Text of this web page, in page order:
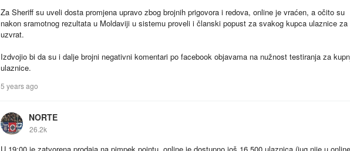
Za Sheriff su uveli dosta promjena upravo zbog brojnih prigovora i redova, online je vraćen, a očito su
nakon sramotnog rezultata u Moldaviji u sistemu proveli i članski popust za svakog kupca ulaznice za
uzvrat.
Izdvojio bi da su i dalje brojni negativni komentari po facebook objavama na nužnost testiranja za
ulaznice.
5 years ago
NORTE
26.2k